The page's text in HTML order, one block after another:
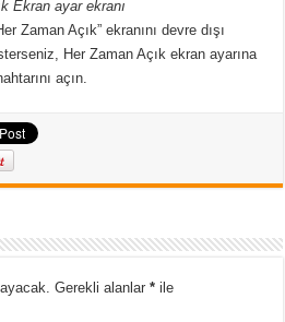
Ekran ayar ekranı
Zaman Açık” ekranını devre dışı
Her Zaman Açık ekran ayarına
açın.
Gerekli alanlar* ile